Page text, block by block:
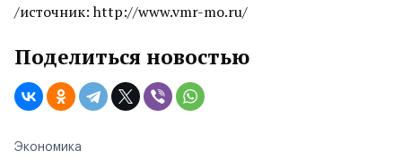
/источник: http://www.vmr-mo.ru/
Поделиться новостью
Экономика